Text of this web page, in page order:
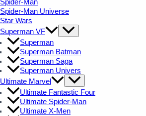
Spider-Man
Spider-Man Universe
Star Wars
Superman VF
Superman
Superman Batman
Superman Saga
Superman Univers
Ultimate Marvel
Ultimate Fantastic Four
Ultimate Spider-Man
Ultimate X-Men